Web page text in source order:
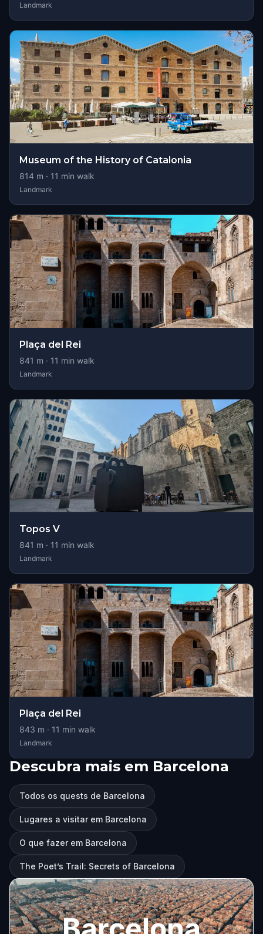
Landmark
Museum of the History of Catalonia
814 m · 11 min walk
Landmark
Plaça del Rei
841 m · 11 min walk
Landmark
Topos V
841 m · 11 min walk
Landmark
Plaça del Rei
843 m · 11 min walk
Landmark
Descubra mais em Barcelona
Todos os quests de Barcelona
Lugares a visitar em Barcelona
O que fazer em Barcelona
The Poet’s Trail: Secrets of Barcelona